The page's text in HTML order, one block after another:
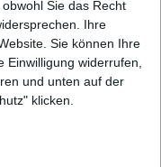
Sie das Recht
Ihre
Sie können Ihre
widerrufen,
und unten auf der
klicken.